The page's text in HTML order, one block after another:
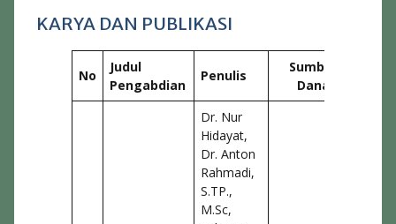
KARYA DAN PUBLIKASI
No
Judul
Pengabdian
Penulis
Sumber
Dana
Dr. Nur
Hidayat,
Dr. Anton
Rahmadi,
S.TP.,
M.Sc,